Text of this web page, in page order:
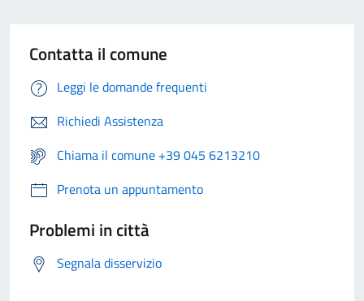
Contatta il comune
Leggi le domande frequenti
Richiedi Assistenza
Chiama il comune +39 045 6213210
Prenota un appuntamento
Problemi in città
Segnala disservizio